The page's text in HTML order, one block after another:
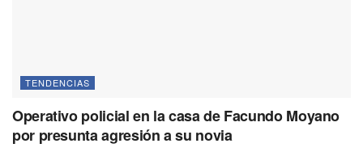
TENDENCIAS
Operativo policial en la casa de Facundo Moyano
por presunta agresión a su novia